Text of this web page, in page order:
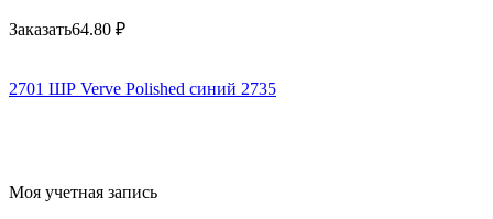
Заказать64.80 ₽
2701 ШР Verve Polished синий 2735
Моя учетная запись